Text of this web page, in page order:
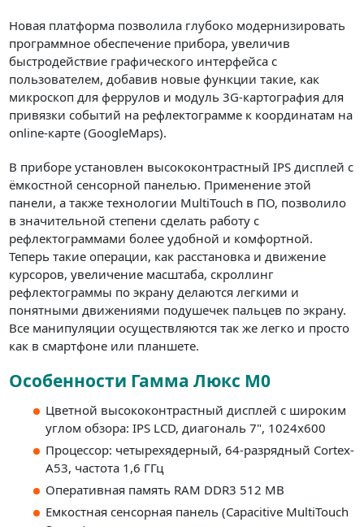
Новая платформа позволила глубоко модернизировать
программное обеспечение прибора, увеличив
быстродействие графического интерфейса с
пользователем, добавив новые функции такие, как
микроскоп для феррулов и модуль 3G-картография для
привязки событий на рефлектограмме к координатам на
online-карте (GoogleMaps).
В приборе установлен высококонтрастный IPS дисплей с
ёмкостной сенсорной панелью. Применение этой
панели, а также технологии MultiTouch в ПО, позволило
в значительной степени сделать работу с
рефлектограммами более удобной и комфортной.
Теперь такие операции, как расстановка и движение
курсоров, увеличение масштаба, скроллинг
рефлектограммы по экрану делаются легкими и
понятными движениями подушечек пальцев по экрану.
Все манипуляции осуществляются так же легко и просто
как в смартфоне или планшете.
Особенности Гамма Люкс M0
Цветной высококонтрастный дисплей с широким
углом обзора: IPS LCD, диагональ 7", 1024х600
Процессор: четырехядерный, 64-разрядный Cortex-
A53, частота 1,6 ГГц
Оперативная память RAM DDR3 512 MB
Емкостная сенсорная панель (Capacitive MultiTouch